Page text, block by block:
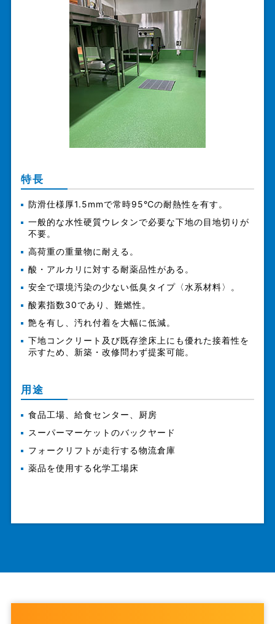
特長
防滑仕様厚1.5mmで常時95℃の耐熱性を有す。
一般的な水性硬質ウレタンで必要な下地の目地切りが
不要。
高荷重の重量物に耐える。
酸・アルカリに対する耐薬品性がある。
安全で環境汚染の少ない低臭タイプ〈水系材料〉。
酸素指数30であり、難燃性。
艶を有し、汚れ付着を大幅に低減。
下地コンクリート及び既存塗床上にも優れた接着性を
示すため、新築・改修問わず提案可能。
用途
食品工場、給食センター、厨房
スーパーマーケットのバックヤード
フォークリフトが走行する物流倉庫
薬品を使用する化学工場床